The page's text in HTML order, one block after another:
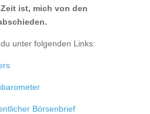
ist, mich von den
unter folgenden Links:
Börsenbrief